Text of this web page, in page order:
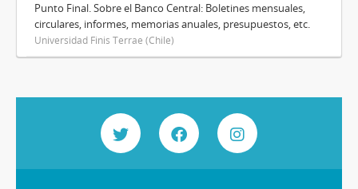
Punto Final. Sobre el Banco Central: Boletines mensuales,
circulares, informes, memorias anuales, presupuestos, etc.
Universidad Finis Terrae (Chile)